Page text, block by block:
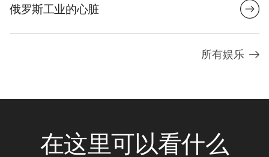
俄罗斯工业的心脏
所有娱乐
在这里可以看什么